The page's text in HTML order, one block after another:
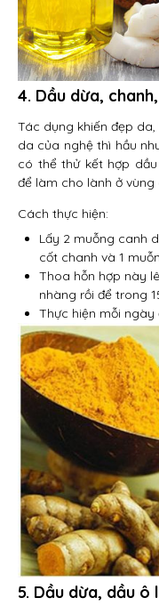
4. Dầu dừa,
Tác dụng khiến đẹp
da của nghệ thì hầu
có thể thử kết hợp
để làm cho lành ở vùng
Cách thực hiện:
Lấy 2 muỗng canh
cốt chanh và 1
Thoa hỗn hợp này
nhàng rồi để trong
Thực hiện mỗi ngày
5. Dầu dừa, dầu ô